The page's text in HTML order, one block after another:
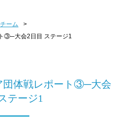
ーム
>
③─大会2日目 ステージ1
団体戦レポート③─大会
テージ1